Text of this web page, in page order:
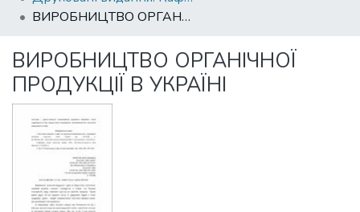
Statistics
ВИРОБНИЦТВО ОРГАНІЧНОЇ ПРОДУКЦІЇ В УКРАЇНІ
ВИРОБНИЦТВО ОРГАНІЧНОЇ
ПРОДУКЦІЇ В УКРАЇНІ